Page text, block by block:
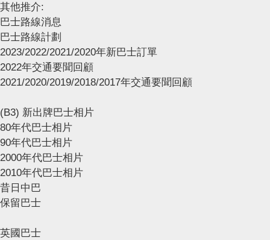
其他推介:
巴士路線消息
巴士路線計劃
2023/2022/2021/2020年新巴士訂單
2022年交通要聞回顧
2021/2020/2019/2018/2017年交通要聞回顧
(B3) 新出牌巴士相片
80年代巴士相片
90年代巴士相片
2000年代巴士相片
2010年代巴士相片
昔日中巴
保留巴士
英國巴士